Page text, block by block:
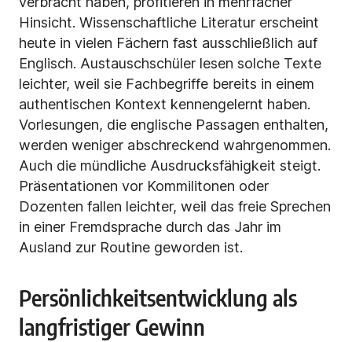
Hinsicht. Wissenschaftliche Literatur erscheint
heute in vielen Fächern fast ausschließlich auf
Englisch. Austauschschüler lesen solche Texte
leichter, weil sie Fachbegriffe bereits in einem
authentischen Kontext kennengelernt haben.
Vorlesungen, die englische Passagen enthalten,
werden weniger abschreckend wahrgenommen.
Auch die mündliche Ausdrucksfähigkeit steigt.
Präsentationen vor Kommilitonen oder
Dozenten fallen leichter, weil das freie Sprechen
in einer Fremdsprache durch das Jahr im
Ausland zur Routine geworden ist.
Persönlichkeitsentwicklung als
langfristiger Gewinn